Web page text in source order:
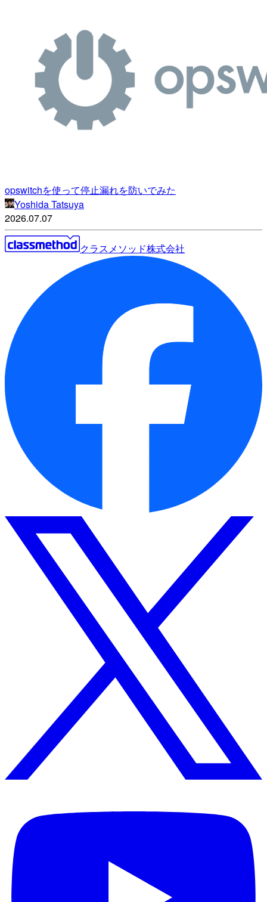
opswitchを使って停止漏れを防いでみた
Yoshida Tatsuya
2026.07.07
クラスメソッド株式会社